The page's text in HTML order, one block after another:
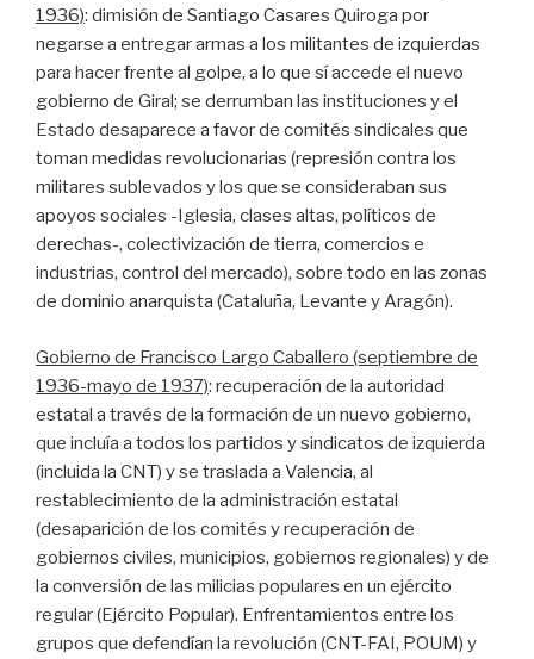
1936): dimisión de Santiago Casares Quiroga por
negarse a entregar armas a los militantes de izquierdas
para hacer frente al golpe, a lo que sí accede el nuevo
gobierno de Giral; se derrumban las instituciones y el
Estado desaparece a favor de comités sindicales que
toman medidas revolucionarias (represión contra los
militares sublevados y los que se consideraban sus
apoyos sociales -Iglesia, clases altas, políticos de
derechas-, colectivización de tierra, comercios e
industrias, control del mercado), sobre todo en las zonas
de dominio anarquista (Cataluña, Levante y Aragón).
Gobierno de Francisco Largo Caballero (septiembre de
1936-mayo de 1937): recuperación de la autoridad
estatal a través de la formación de un nuevo gobierno,
que incluía a todos los partidos y sindicatos de izquierda
(incluida la CNT) y se traslada a Valencia, al
restablecimiento de la administración estatal
(desaparición de los comités y recuperación de
gobiernos civiles, municipios, gobiernos regionales) y de
la conversión de las milicias populares en un ejército
regular (Ejército Popular). Enfrentamientos entre los
grupos que defendían la revolución (CNT-FAI, POUM) y